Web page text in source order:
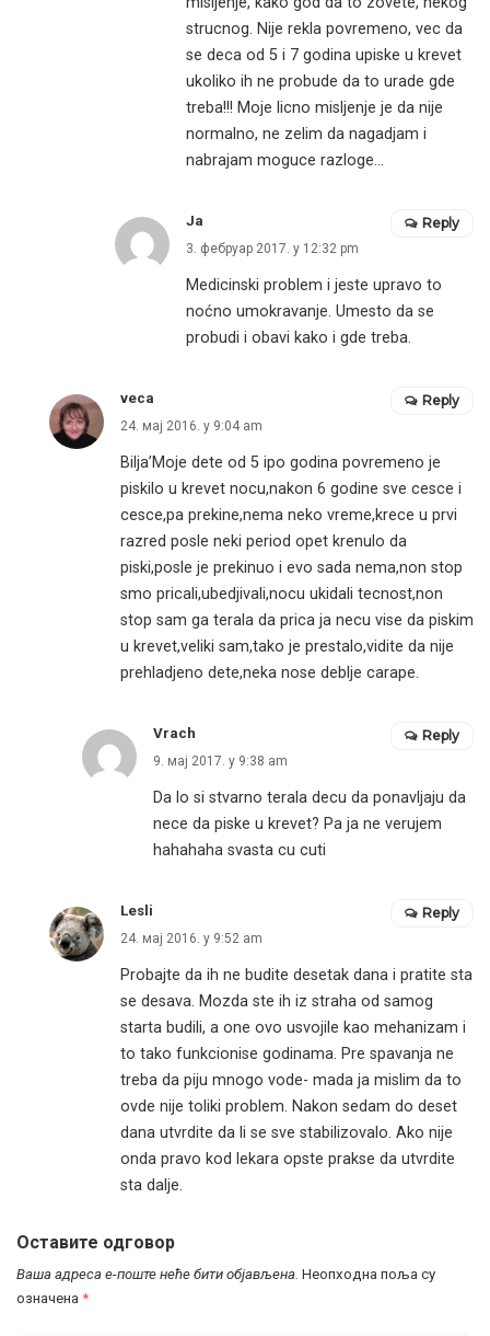
strucnog. Nije rekla povremeno, vec da
se deca od 5 i 7 godina upiske u krevet
ukoliko ih ne probude da to urade gde
treba!!! Moje licno misljenje je da nije
normalno, ne zelim da nagadjam i
nabrajam moguce razloge…
Ja
3. фебруар 2017. у 12:32 pm
Medicinski problem i jeste upravo to
noćno umokravanje. Umesto da se
probudi i obavi kako i gde treba.
Reply
veca
24. мај 2016. у 9:04 am
Bilja’Moje dete od 5 ipo godina povremeno je
piskilo u krevet nocu,nakon 6 godine sve cesce i
cesce,pa prekine,nema neko vreme,krece u prvi
razred posle neki period opet krenulo da
piski,posle je prekinuo i evo sada nema,non stop
smo pricali,ubedjivali,nocu ukidali tecnost,non
stop sam ga terala da prica ja necu vise da piskim
u krevet,veliki sam,tako je prestalo,vidite da nije
prehladjeno dete,neka nose deblje carape.
Reply
Vrach
9. мај 2017. у 9:38 am
Da lo si stvarno terala decu da ponavljaju da
nece da piske u krevet? Pa ja ne verujem
hahahaha svasta cu cuti
Reply
Lesli
24. мај 2016. у 9:52 am
Probajte da ih ne budite desetak dana i pratite sta
se desava. Mozda ste ih iz straha od samog
starta budili, a one ovo usvojile kao mehanizam i
to tako funkcionise godinama. Pre spavanja ne
treba da piju mnogo vode- mada ja mislim da to
ovde nije toliki problem. Nakon sedam do deset
dana utvrdite da li se sve stabilizovalo. Ako nije
onda pravo kod lekara opste prakse da utvrdite
sta dalje.
Reply
Оставите одговор
Ваша адреса е-поште неће бити објављена. Неопходна поља су
означена *